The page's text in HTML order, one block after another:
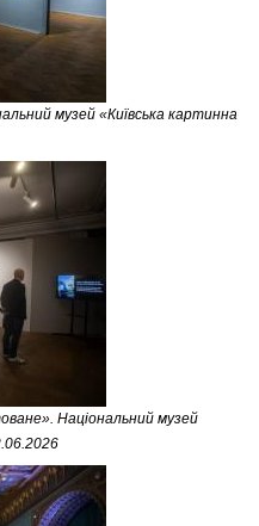
музей «Київська картинна
Національний музей